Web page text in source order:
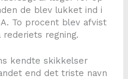
de blev lukket ind i
To procent blev afvist
regning.
kendte skikkelser
end det triste navn